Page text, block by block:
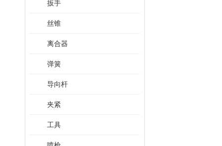
扳手
丝锥
离合器
弹簧
导向杆
夹紧
工具